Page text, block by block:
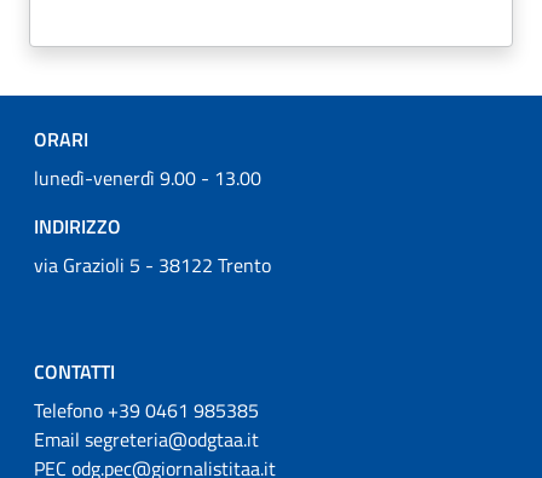
ORARI
lunedì-venerdì 9.00 - 13.00
INDIRIZZO
via Grazioli 5 - 38122 Trento
CONTATTI
Telefono +39 0461 985385
Email segreteria@odgtaa.it
PEC odg.pec@giornalistitaa.it